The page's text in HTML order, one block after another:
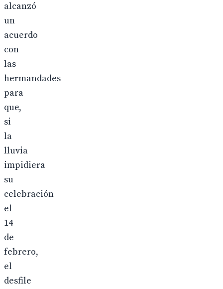
alcanzó
un
acuerdo
con
las
hermandades
para
que,
si
la
lluvia
impidiera
su
celebración
el
14
de
febrero,
el
desfile